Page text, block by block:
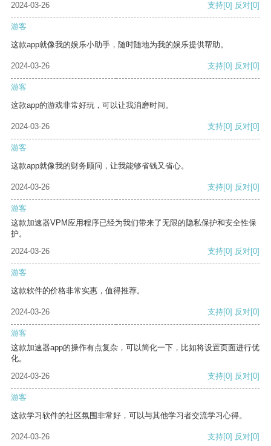
2024-03-26 支持[0] 反对[0]
游客
这款app就像我的娱乐小助手，随时随地为我的娱乐提供帮助。
2024-03-26 支持[0] 反对[0]
游客
这款app的游戏非常好玩，可以让我消磨时间。
2024-03-26 支持[0] 反对[0]
游客
这款app就像我的财务顾问，让我能够省钱又省心。
2024-03-26 支持[0] 反对[0]
游客
这款加速器VPM应用程序已经为我们带来了无限的隐私保护和安全性保
护。
2024-03-26
支持[0] 反对[0]
游客
这款软件的价格非常实惠，值得推荐。
2024-03-26 支持[0] 反对[0]
游客
这款加速器app的操作有点复杂，可以简化一下，比如将设置页面进行优
化。
2024-03-26
支持[0] 反对[0]
游客
这款学习软件的社区氛围非常好，可以与其他学习者交流学习心得。
2024-03-26 支持[0] 反对[0]